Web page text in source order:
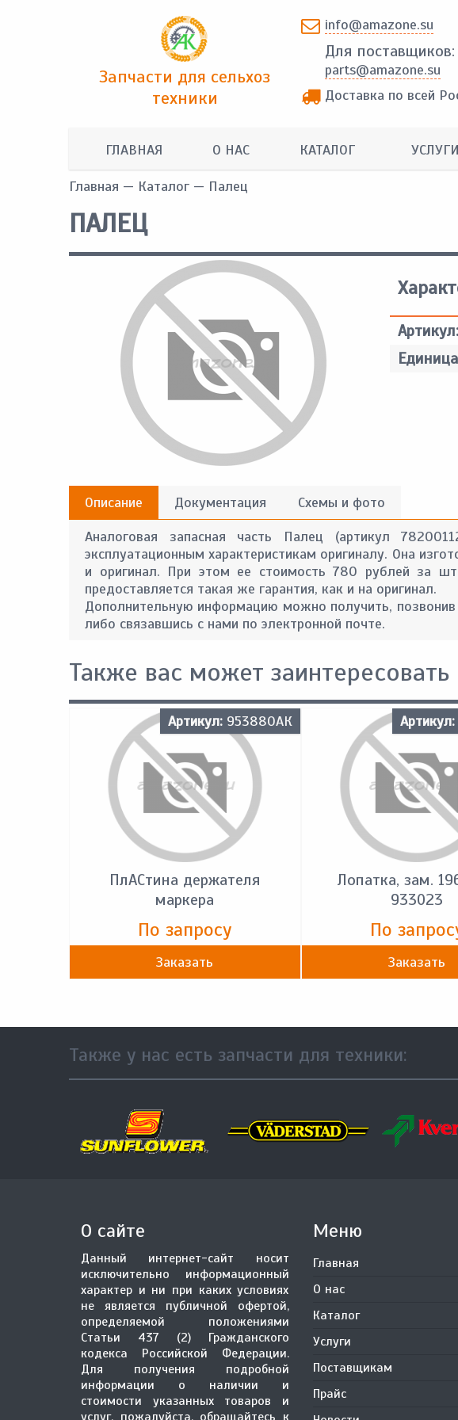
Запчасти для сельхоз
техники
info@amazone.su
Для поставщиков:
parts@amazone.su
Доставка по всей
ГЛАВНАЯ О НАС КАТАЛОГ УСЛУГИ
Главная — Каталог — Палец
ПАЛЕЦ
Артикул:
Описание Документация
Схемы и фото
Аналоговая запасная часть Палец (артикул
эксплуатационным характеристикам оригиналу. Она
и оригинал. При этом ее стоимость 780 рублей за
предоставляется такая же гарантия, как и на оригинал.
Дополнительную информацию можно получить,
либо связавшись с нами по электронной почте.
Также вас может заинтересовать
Артикул: 953880АК
ПлACтина держателя
маркера
По запросу
Заказать
Артикул:
Лопатка, зам.
933023
По
Заказать
Также у нас есть запчасти для техники:
О сайте
Данный интернет-сайт носит
исключительно информационный
характер и ни при каких условиях
не является публичной офертой,
определяемой положениями
Статьи 437 (2) Гражданского
кодекса Российской Федерации.
Для получения подробной
информации о наличии и
стоимости указанных товаров и
услуг, пожалуйста, обращайтесь к
Меню
Главная
О нас
Каталог
Услуги
Поставщикам
Прайс